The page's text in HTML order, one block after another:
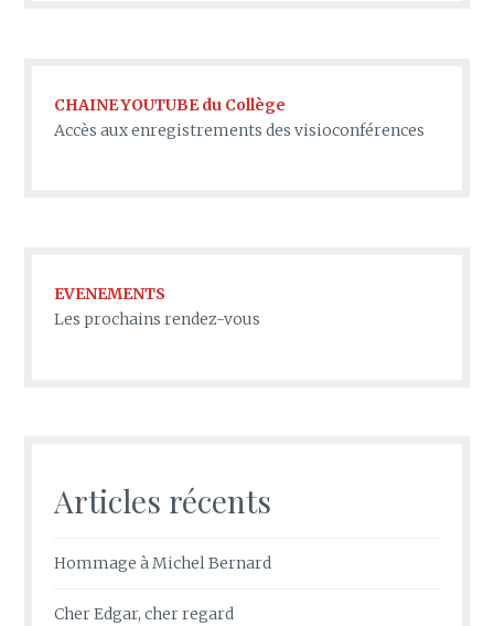
CHAINE YOUTUBE du Collège
Accès aux enregistrements des visioconférences
EVENEMENTS
Les prochains rendez-vous
Articles récents
Hommage à Michel Bernard
Cher Edgar, cher regard